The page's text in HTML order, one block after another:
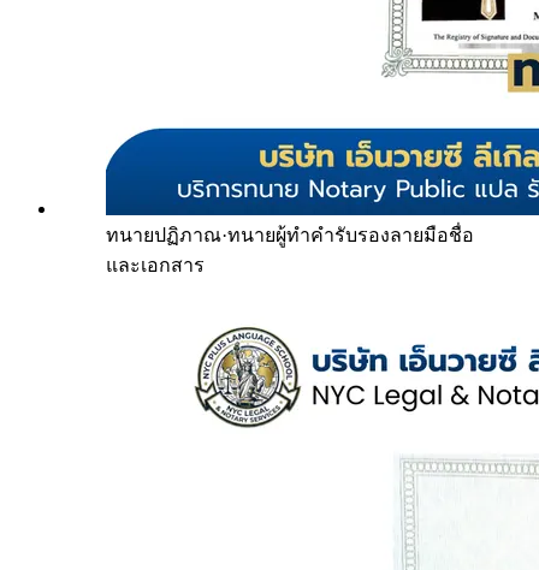
ทนายปฏิภาณ·ทนายผู้ทำคำรับรองลายมือชื่อ
และเอกสาร